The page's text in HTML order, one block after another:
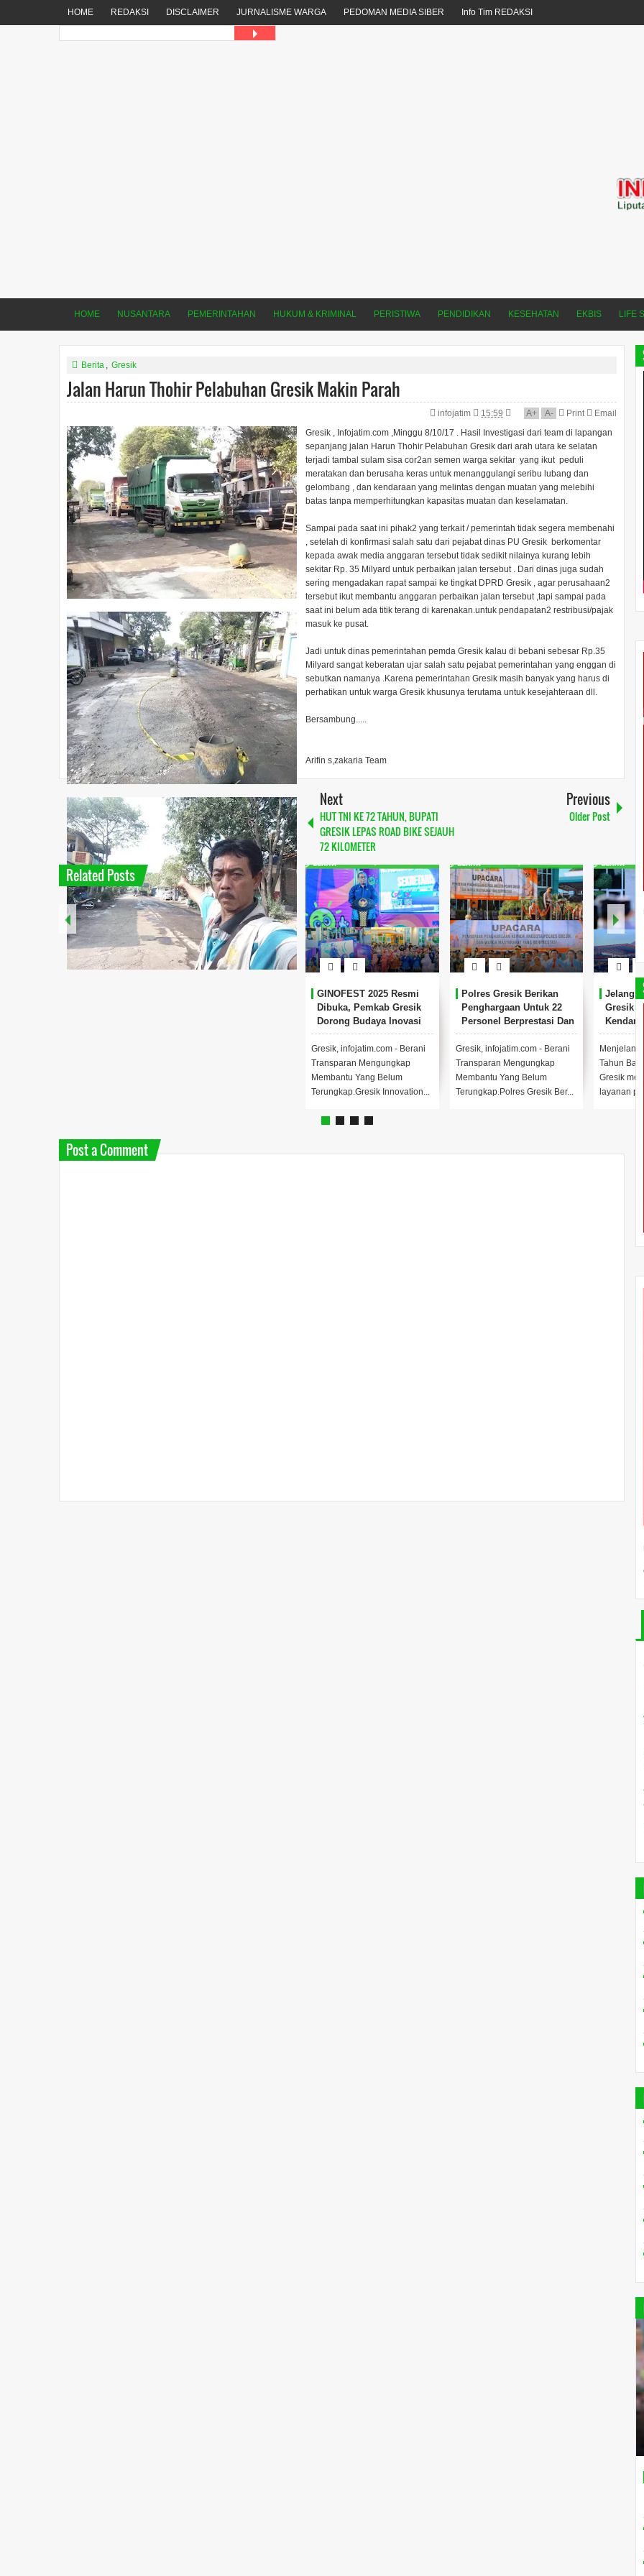
HOME REDAKSI DISCLAIMER JURNALISME WARGA PEDOMAN MEDIA SIBER Info Tim REDAKSI
HOME NUSANTARA PEMERINTAHAN HUKUM & KRIMINAL PERISTIWA PENDIDIKAN KESEHATAN EKBIS LIFE
Berita , Gresik
Jalan Harun Thohir Pelabuhan Gresik Makin Parah
infojatim 15:59 A+ A- Print
Email
Gresik , Infojatim.com ,Minggu 8/10/17 . Hasil Investigasi dari team di lapangan
sepanjang jalan Harun Thohir Pelabuhan Gresik dari arah utara ke selatan
terjadi tambal sulam sisa cor2an semen warga sekitar yang ikut peduli
meratakan dan berusaha keras untuk menanggulangi seribu lubang dan
gelombang , dan kendaraan yang melintas dengan muatan yang melebihi
batas tanpa memperhitungkan kapasitas muatan dan keselamatan.
Sampai pada saat ini pihak2 yang terkait / pemerintah tidak segera membenahi
, setelah di konfirmasi salah satu dari pejabat dinas PU Gresik berkomentar
kepada awak media anggaran tersebut tidak sedikit nilainya kurang lebih
sekitar Rp. 35 Milyard untuk perbaikan jalan tersebut . Dari dinas juga sudah
sering mengadakan rapat sampai ke tingkat DPRD Gresik , agar perusahaan2
tersebut ikut membantu anggaran perbaikan jalan tersebut ,tapi sampai pada
saat ini belum ada titik terang di karenakan.untuk pendapatan2 restribusi/pajak
masuk ke pusat.
Jadi untuk dinas pemerintahan pemda Gresik kalau di bebani sebesar Rp.35
Milyard sangat keberatan ujar salah satu pejabat pemerintahan yang enggan di
sebutkan namanya .Karena pemerintahan Gresik masih banyak yang harus di
perhatikan untuk warga Gresik khusunya terutama untuk kesejahteraan dll.
Bersambung.....
Arifin s,zakaria Team
Next
HUT TNI KE 72 TAHUN, BUPATI
GRESIK LEPAS ROAD BIKE SEJAUH
72 KILOMETER
Previous
Older Post
Related Posts
GINOFEST 2025 Resmi
Dibuka, Pemkab Gresik
Dorong Budaya Inovasi
Di Tengah Keterbatasan
Anggaran.
Gresik, infojatim.com - Berani
Transparan Mengungkap
Membantu Yang Belum
Terungkap.Gresik Innovation...
Polres Gresik Berikan
Penghargaan Untuk 22
Personel Berprestasi Dan
15 Tokoh Masyarakat
Gresik, infojatim.com - Berani
Transparan Mengungkap
Membantu Yang Belum
Terungkap.Polres Gresik Ber...
Jelang
Gresik
Warga
Menjelang
Tahun
Gresik
layanan
Post a Comment